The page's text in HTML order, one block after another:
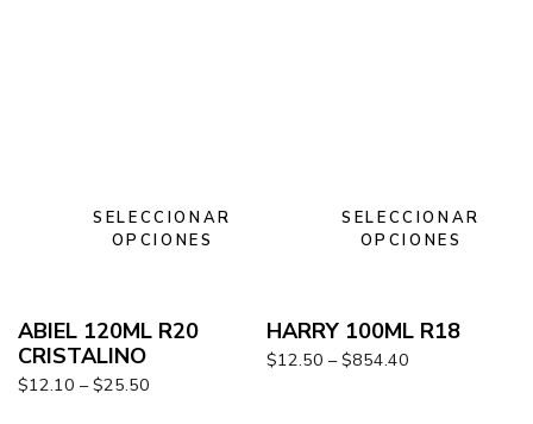
SELECCIONAR
OPCIONES
ABIEL 120ML R20
CRISTALINO
$12.10 – $25.50
SELECCIONAR
OPCIONES
HARRY 100ML R18
$12.50 – $854.40